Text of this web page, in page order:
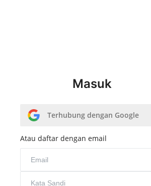
Tata Kelola
Susunan Redaksi
Penghargaan
Program
Masuk
Terhubung dengan Google
Atau daftar dengan email